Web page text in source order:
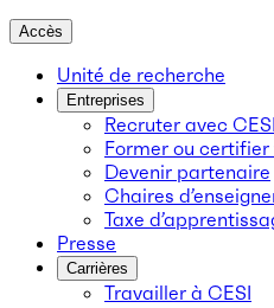
Accès
Unité de recherche
Entreprises
Recruter avec CESI
Former ou
Devenir partenaire
Chaires
Taxe
Presse
Carrières
Travailler à CESI